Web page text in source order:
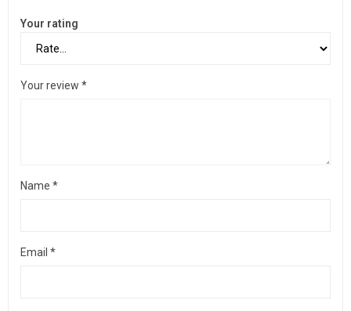
Your rating
Your review *
Name *
Email *